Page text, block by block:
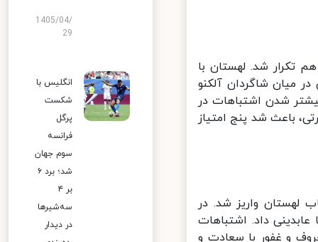
شد. لهستان با
میان شاگردان آلکنو
را در امتیاز ۲۰ برابر کرد ولی بیشتر شدن اشتباهات در
باعث شد پنج امتیاز
به حساب لهستان واریز شد. در
داد. اشتباهات
و غفور با سعادت و
1405/04/
29
انگلیس با
شکست
پرگل
فرانسه
سوم جهان
شد؛ برد ۶
بر ۴
سه‌شیرها
در دیدار